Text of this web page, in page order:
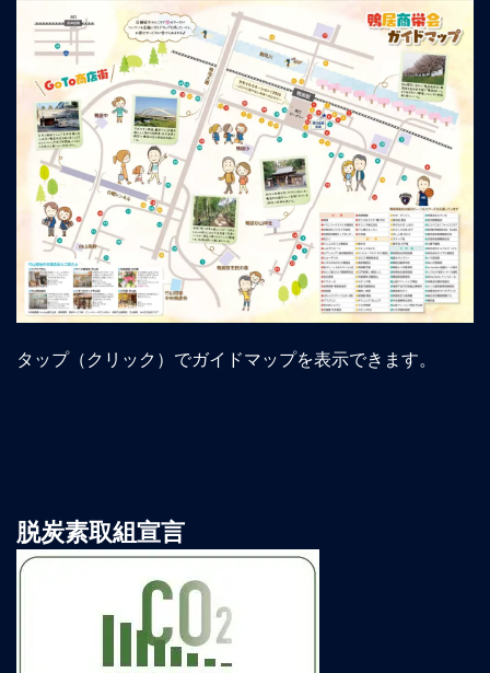
タップ（クリック）でガイドマップを表示できます。
脱炭素取組宣言